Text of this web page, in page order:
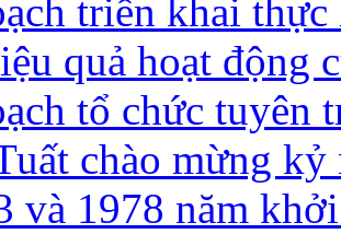
triển khai thực
quả hoạt động
tổ chức tuyên
chào mừng
và 1978 năm